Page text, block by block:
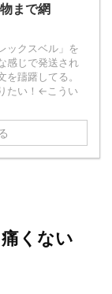
まで網
ックスベル」を
感じで発送され
躊躇してる。
たい！←こうい
くない